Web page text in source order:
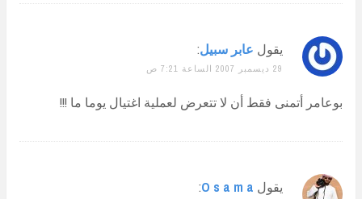
يقول عابر سبيل:
29 ديسمبر 2007 الساعة 7:21 ص
بوعامر أتمنى فقط أن لا تتعرض لعملية اغتيال يوما ما !!!
يقول O s a m a
: